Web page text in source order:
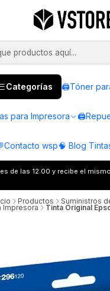
Categorías 🖨️Tóner
para Impresora
wsp🧠 Blog
de las 12:00 y recibe el
Productos Suministros
Impresora Tinta Original